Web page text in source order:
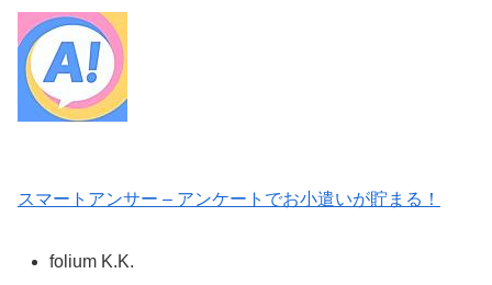
スマートアンサー – アンケートでお小遣いが貯まる！
folium K.K.